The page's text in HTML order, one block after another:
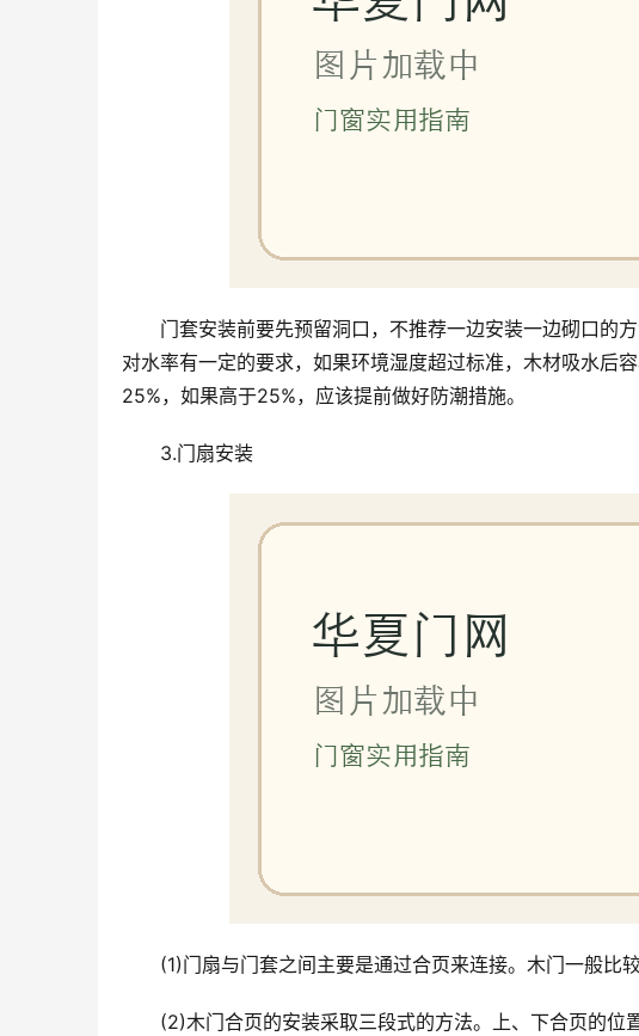
门套安装前要先预留洞口，不推荐一边安装一边砌口的
对水率有一定的要求，如果环境湿度超过标准，木材吸水后
25%，如果高于25%，应该提前做好防潮措施。
3.门扇安装
(1)门扇与门套之间主要是通过合页来连接。木门一般比
(2)木门合页的安装采取三段式的方法。上、下合页的